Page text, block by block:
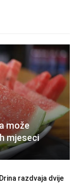
može
mjeseci
razdvaja dvije